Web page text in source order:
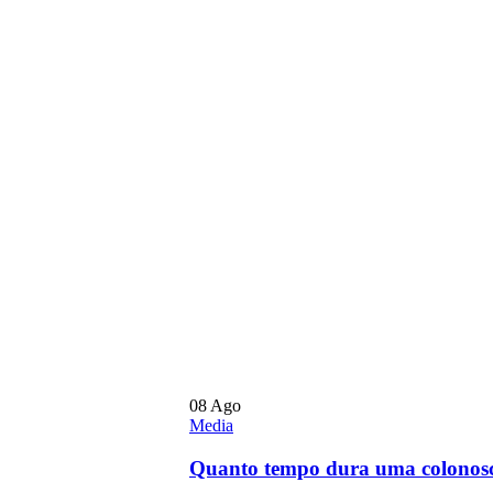
08 Ago
Media
Quanto tempo dura uma